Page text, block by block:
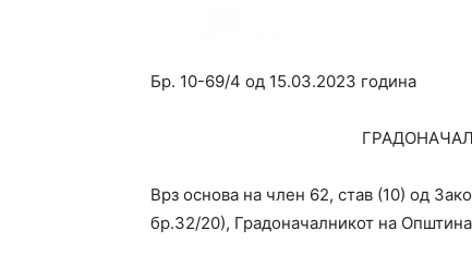
Бр. 10-69/4 од 15.03.2023 година
Врз основа на член 62, став (10) од
бр.32/20), Градоначалникот на